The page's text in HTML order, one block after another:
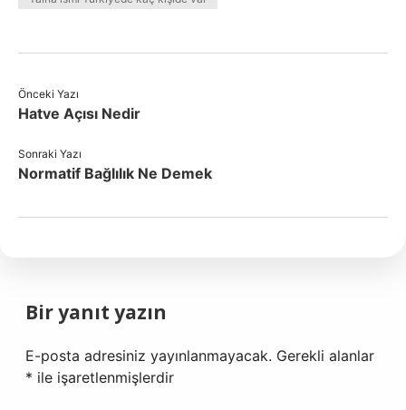
Önceki Yazı
Hatve Açısı Nedir
Sonraki Yazı
Normatif Bağlılık Ne Demek
Bir yanıt yazın
E-posta adresiniz yayınlanmayacak. Gerekli alanlar
* ile işaretlenmişlerdir